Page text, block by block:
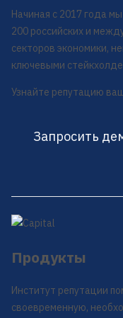
Начиная с 2017 года
200 российских и
секторов экономики,
ключевыми
Узнайте репутацию
Запросить
Продукты
Институт репутации
своевременную,